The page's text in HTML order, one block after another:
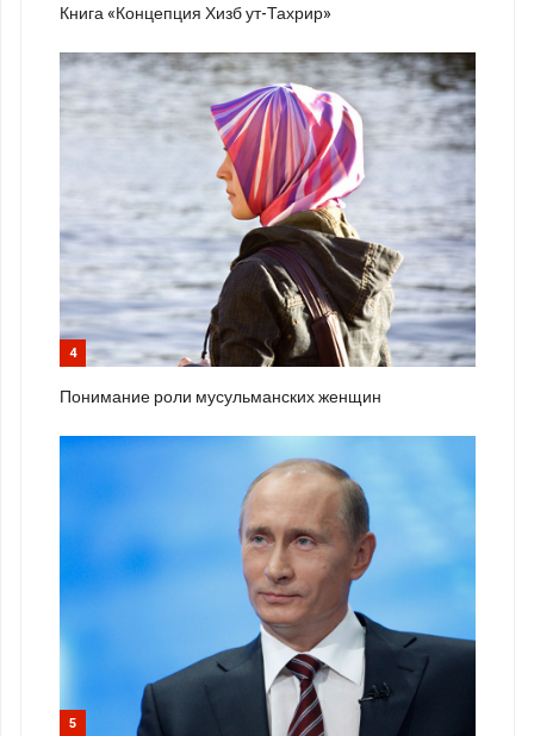
Книга «Концепция Хизб ут-Тахрир»
4
Понимание роли мусульманских женщин
5